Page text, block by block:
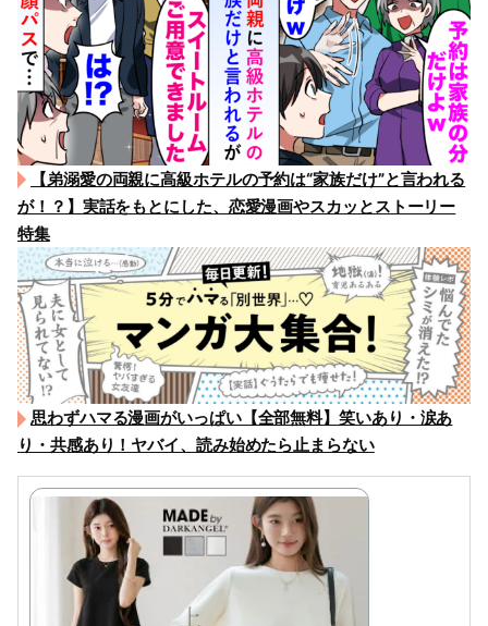
【弟溺愛の両親に高級ホテルの予約は“家族だけ”と言われる
が！？】実話をもとにした、恋愛漫画やスカッとストーリー
特集
思わずハマる漫画がいっぱい【全部無料】笑いあり・涙あ
り・共感あり！ヤバイ、読み始めたら止まらない